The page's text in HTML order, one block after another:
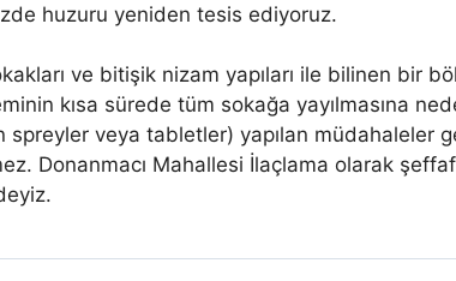
huzuru yeniden tesis ediyoruz.
ve bitişik nizam yapıları ile bilinen bir
kısa sürede tüm sokağa yayılmasına
spreyler veya tabletler) yapılan müdahaleler
Donanmacı Mahallesi İlaçlama olarak